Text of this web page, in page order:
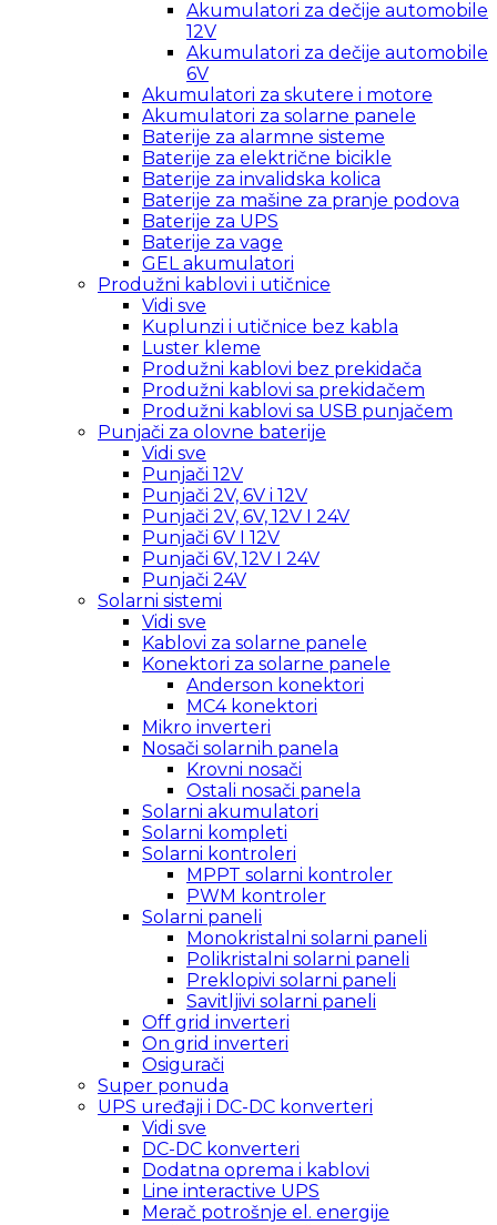
Akumulatori za dečije automobile
12V
Akumulatori za dečije automobile
6V
Akumulatori za skutere i motore
Akumulatori za solarne panele
Baterije za alarmne sisteme
Baterije za električne bicikle
Baterije za invalidska kolica
Baterije za mašine za pranje podova
Baterije za UPS
Baterije za vage
GEL akumulatori
Produžni kablovi i utičnice
Vidi sve
Kuplunzi i utičnice bez kabla
Luster kleme
Produžni kablovi bez prekidača
Produžni kablovi sa prekidačem
Produžni kablovi sa USB punjačem
Punjači za olovne baterije
Vidi sve
Punjači 12V
Punjači 2V, 6V i 12V
Punjači 2V, 6V, 12V I 24V
Punjači 6V I 12V
Punjači 6V, 12V I 24V
Punjači 24V
Solarni sistemi
Vidi sve
Kablovi za solarne panele
Konektori za solarne panele
Anderson konektori
MC4 konektori
Mikro inverteri
Nosači solarnih panela
Krovni nosači
Ostali nosači panela
Solarni akumulatori
Solarni kompleti
Solarni kontroleri
MPPT solarni kontroler
PWM kontroler
Solarni paneli
Monokristalni solarni paneli
Polikristalni solarni paneli
Preklopivi solarni paneli
Savitljivi solarni paneli
Off grid inverteri
On grid inverteri
Osigurači
Super ponuda
UPS uređaji i DC-DC konverteri
Vidi sve
DC-DC konverteri
Dodatna oprema i kablovi
Line interactive UPS
Merač potrošnje el. energije